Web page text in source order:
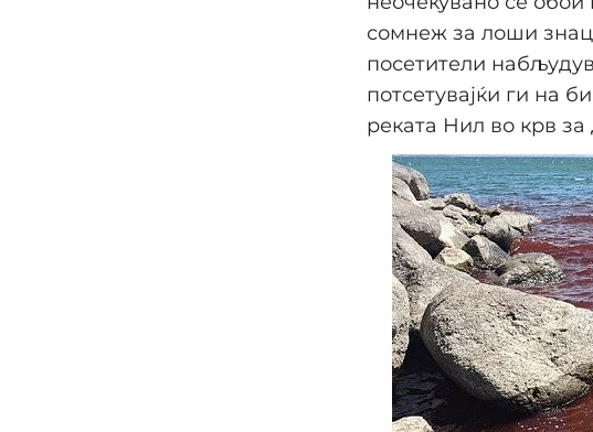
сомнеж за лоши
посетители
потсетувајќи ги на
реката Нил во крв за